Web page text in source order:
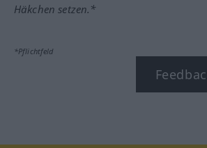
Häkchen setzen.*
*Pflichtfeld